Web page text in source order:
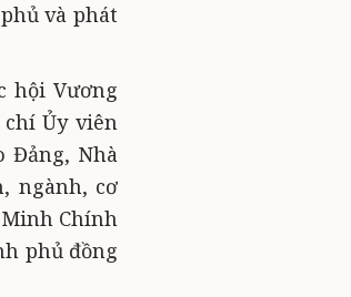
và phát
hội Vương
Ủy viên
Đảng, Nhà
ngành, cơ
Chính
phủ đồng